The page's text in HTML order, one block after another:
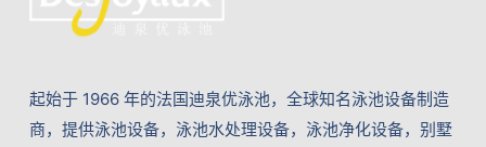
起始于 1966 年的法国迪泉优泳池，全球知名泳池设备制造
商，提供泳池设备，泳池水处理设备，泳池净化设备，别墅